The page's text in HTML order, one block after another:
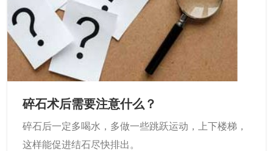
碎石术后需要注意什么？
碎石后一定多喝水，多做一些跳跃运动，上下楼梯，
这样能促进结石尽快排出。